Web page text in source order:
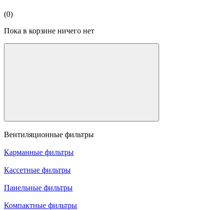
(0)
Пока в корзине ничего нет
Вентиляционные фильтры
Карманные фильтры
Кассетные фильтры
Панельные фильтры
Компактные фильтры